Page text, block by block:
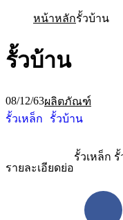
หน้าหลักรั้วบ้าน
รั้วบ้าน
08/12/63ผลิตภัณฑ์
รั้วเหล็ก
รั้วบ้าน
รายละเอียดย่อ
รั้วเหล็ก